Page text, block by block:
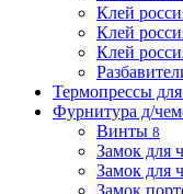
Клей
Клей
Клей
Термопрессы
Фурнитура д/
Винты 8
Замок для
Замок для
Замок